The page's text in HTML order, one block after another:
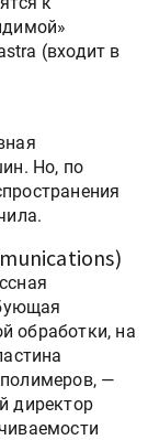
(входит в
Но, по
обработки, на
—
директор